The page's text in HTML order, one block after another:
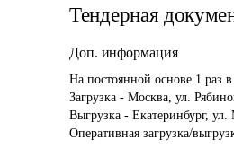
Тендерная
Доп. информация
На постоянной основе 1 раз
Загрузка - Москва, ул.
Выгрузка - Екатеринбург,
Оперативная загрузка/